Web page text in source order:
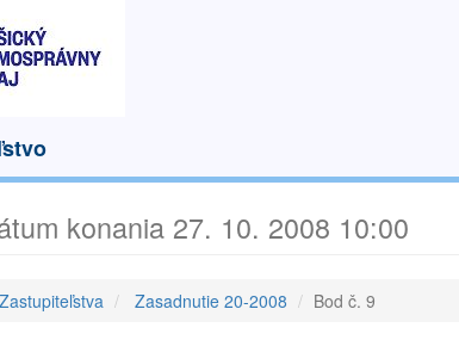
konania 27. 10. 2008 10:00
Zasadnutie 20-2008 Bod č. 9